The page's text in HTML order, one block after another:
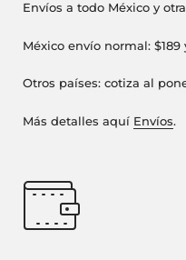
Envíos a todo México y
México envío normal: $189
Otros países: cotiza al
Más detalles aquí Envíos.